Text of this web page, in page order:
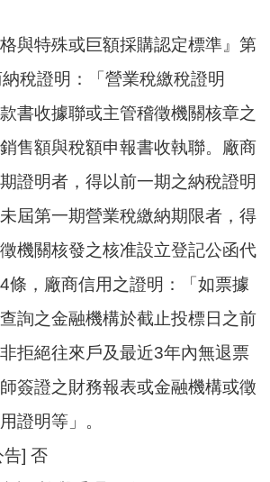
與特殊或巨額採購認定標準』第
稅證明：「營業稅繳稅證明
書收據聯或主管稽徵機關核章之
售額與稅額申報書收執聯。廠商
證明者，得以前一期之納稅證明
屆第一期營業稅繳納期限者，得
機關核發之核准設立登記公函代
條，廠商信用之證明：「如票據
詢之金融機構於截止投標日之前
拒絕往來戶及最近3年內無退票
簽證之財務報表或金融機構或徵
證明等」。
告] 否